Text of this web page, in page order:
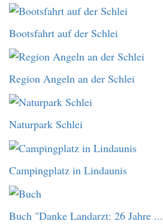
Bootsfahrt auf der Schlei
Region Angeln an der Schlei
Naturpark Schlei
Campingplatz in Lindaunis
Buch "Danke Landarzt: 26 Jahre